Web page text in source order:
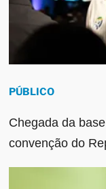
PÚBLICO
Chegada da
convenção do